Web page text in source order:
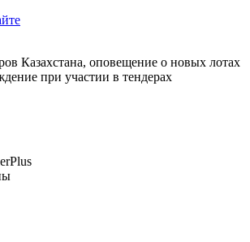
Казахстана, оповещение о новых лотах
при участии в тендерах